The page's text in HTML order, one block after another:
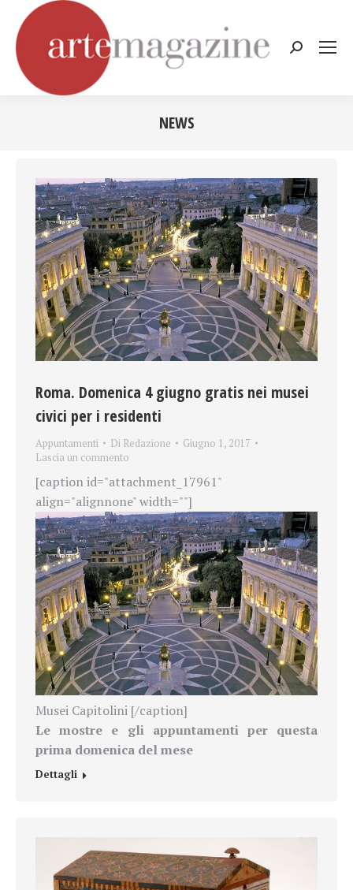
Cerca:
NEWS
Roma. Domenica 4 giugno gratis nei musei
civici per i residenti
Appuntamenti Di Redazione
Giugno 1, 2017
Lascia un commento
[caption id="attachment_17961"
align="alignnone" width=""]
Musei Capitolini [/caption]
Le mostre e gli appuntamenti per questa
prima domenica del mese
Dettagli